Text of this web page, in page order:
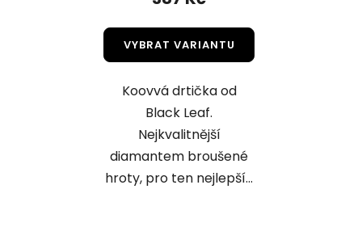
VYBRAT VARIANTU
Koovvá drtička od
Black Leaf.
Nejkvalitnější
diamantem broušené
hroty, pro ten nejlepší...